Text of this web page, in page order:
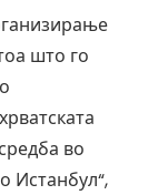
што го
во
Истанбул“,